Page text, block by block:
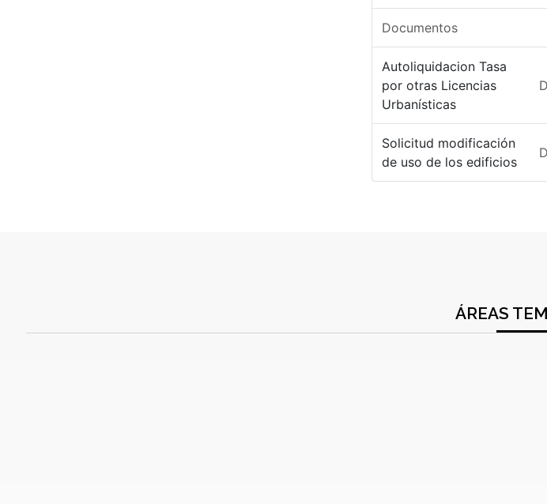
Documentos
Autoliquidacion Tasa
por otras Licencias
Urbanísticas
Solicitud modificación
de uso de los edificios
ÁREAS